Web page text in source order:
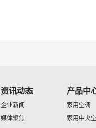
资讯动态
企业新闻
媒体聚焦
产品中
家用空调
家用中央